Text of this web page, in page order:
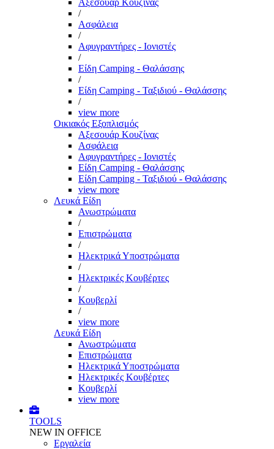
Αξεσουάρ Κουζίνας
/
Ασφάλεια
/
Αφυγραντήρες - Ιονιστές
/
Είδη Camping - Θαλάσσης
/
Είδη Camping - Ταξιδιού - Θαλάσσης
/
view more
Οικιακός Εξοπλισμός
Αξεσουάρ Κουζίνας
Ασφάλεια
Αφυγραντήρες - Ιονιστές
Είδη Camping - Θαλάσσης
Είδη Camping - Ταξιδιού - Θαλάσσης
view more
Λευκά Είδη
Ανωστρώματα
/
Επιστρώματα
/
Ηλεκτρικά Υποστρώματα
/
Ηλεκτρικές Κουβέρτες
/
Κουβερλί
/
view more
Λευκά Είδη
Ανωστρώματα
Επιστρώματα
Ηλεκτρικά Υποστρώματα
Ηλεκτρικές Κουβέρτες
Κουβερλί
view more
TOOLS
NEW IN OFFICE
Εργαλεία